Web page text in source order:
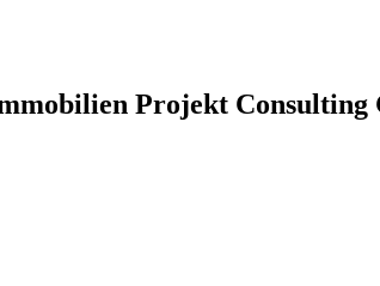
Projekt Consulting